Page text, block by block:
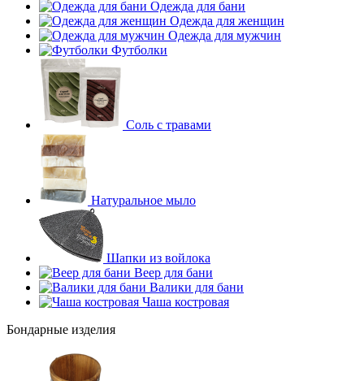
Одежда для бани
Одежда для женщин
Одежда для мужчин
Футболки
Соль с травами
Натуральное мыло
Шапки из войлока
Веер для бани
Валики для бани
Чаша костровая
Бондарные изделия